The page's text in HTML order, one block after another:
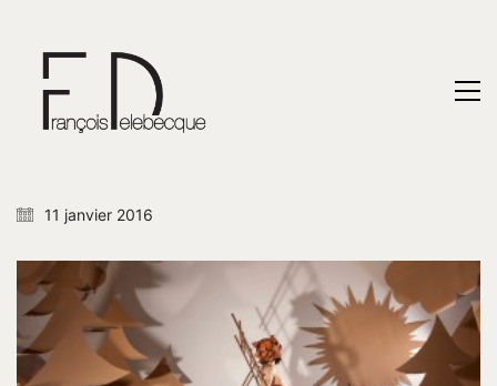
11 janvier 2016